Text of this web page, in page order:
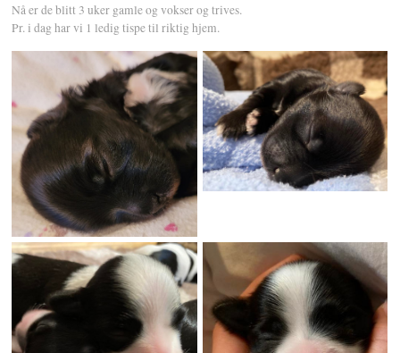
Nå er de blitt 3 uker gamle og vokser og trives.
Pr. i dag har vi 1 ledig tispe til riktig hjem.